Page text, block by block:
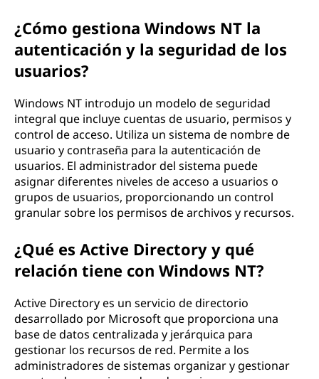
¿Cómo gestiona Windows NT la
autenticación y la seguridad de los
usuarios?
Windows NT introdujo un modelo de seguridad
integral que incluye cuentas de usuario, permisos y
control de acceso. Utiliza un sistema de nombre de
usuario y contraseña para la autenticación de
usuarios. El administrador del sistema puede
asignar diferentes niveles de acceso a usuarios o
grupos de usuarios, proporcionando un control
granular sobre los permisos de archivos y recursos.
¿Qué es Active Directory y qué
relación tiene con Windows NT?
Active Directory es un servicio de directorio
desarrollado por Microsoft que proporciona una
base de datos centralizada y jerárquica para
gestionar los recursos de red. Permite a los
administradores de sistemas organizar y gestionar